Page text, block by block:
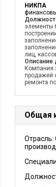
НИКПА
элементы
лиц,
Описание
Компания
продажей
ремонта
Общая
Отрасль: